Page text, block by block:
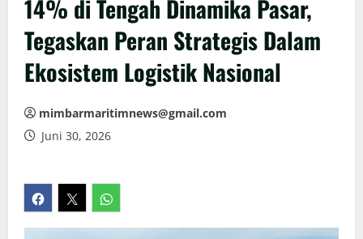
14% di Tengah Dinamika Pasar,
Tegaskan Peran Strategis Dalam
Ekosistem Logistik Nasional
mimbarmaritimnews@gmail.com
Juni 30, 2026